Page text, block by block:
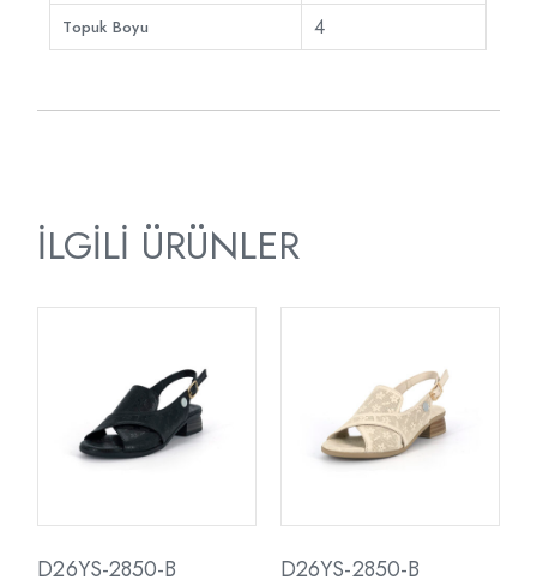
Topuk Boyu 4
İLGILI ÜRÜNLER
D26YS-2850-B D26YS-2850-B